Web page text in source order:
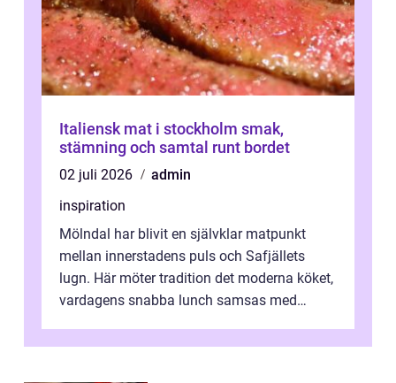
Italiensk mat i stockholm smak,
stämning och samtal runt bordet
02 juli 2026
admin
inspiration
Mölndal har blivit en självklar matpunkt
mellan innerstadens puls och Safjällets
lugn. Här möter tradition det moderna köket,
vardagens snabba lunch samsas med